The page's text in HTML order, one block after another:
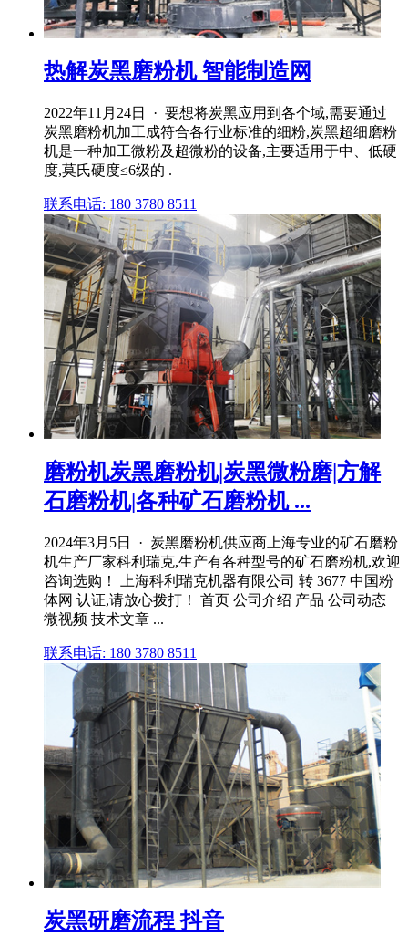
热解炭黑磨粉机 智能制造网
2022年11月24日 · 要想将炭黑应用到各个域,需要通过
炭黑磨粉机加工成符合各行业标准的细粉,炭黑超细磨粉
机是一种加工微粉及超微粉的设备,主要适用于中、低硬
度,莫氏硬度≤6级的 .
联系电话: 180 3780 8511
磨粉机炭黑磨粉机|炭黑微粉磨|方解
石磨粉机|各种矿石磨粉机 ...
2024年3月5日 · 炭黑磨粉机供应商上海专业的矿石磨粉
机生产厂家科利瑞克,生产有各种型号的矿石磨粉机,欢迎
咨询选购！ 上海科利瑞克机器有限公司 转 3677 中国粉
体网 认证,请放心拨打！ 首页 公司介绍 产品 公司动态
微视频 技术文章 ...
联系电话: 180 3780 8511
炭黑研磨流程 抖音